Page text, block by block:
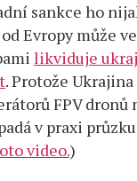
sankce ho
Evropy může
likviduje
. Protože
FPV dronů
v praxi
video.)